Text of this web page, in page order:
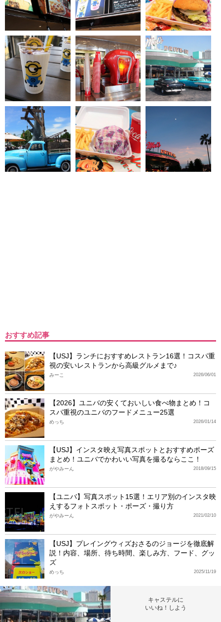
おすすめ記事
【USJ】ランチにおすすめレストラン16選！コスパ重
視の安いレストランから高級グルメまで♪
2026/06/01
みーこ
【2026】ユニバの安くておいしい食べ物まとめ！コ
スパ重視のユニバのフードメニュー25選
2026/01/14
めっち
【USJ】インスタ映え写真スポットとおすすめポーズ
まとめ！ユニバでかわいい写真を撮るならここ！
2018/09/15
がやみーん
【ユニバ】写真スポット15選！エリア別のインスタ映
えするフォトスポット・ポーズ・撮り方
2021/02/10
がやみーん
【USJ】プレイングウィズおさるのジョージを徹底解
説！内容、場所、待ち時間、楽しみ方、フード、グッ
ズ
2025/11/19
めっち
キャステルに
いいね！しよう